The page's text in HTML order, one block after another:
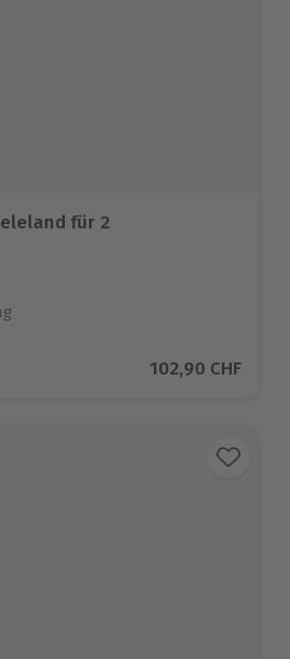
für 2
Aktueller Preis
102,90 CHF